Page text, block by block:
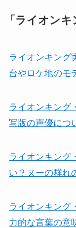
「ライオン
ライオンキング
台やロケ地のモ
ライオンキング
写版の声優につ
ライオンキング
い？ヌーの群れ
ライオンキング
力的な言葉の意